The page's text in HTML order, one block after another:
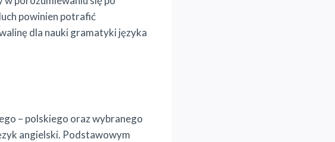
powinien potrafić
dla nauki gramatyki języka
– polskiego oraz wybranego
angielski. Podstawowym